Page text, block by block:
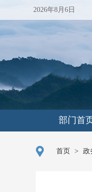
2026年8月6日
部门首
首页 > 政